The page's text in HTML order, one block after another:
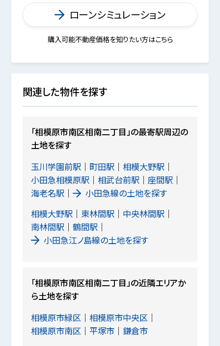
ローンシミュレーション
購入可能不動産価格を知りたい方はこちら
関連した物件を探す
「相模原市南区相南二丁目」の最寄駅周辺の
土地を探す
玉川学園前駅
町田駅
相模大野駅
小田急相模原駅
相武台前駅
座間駅
海老名駅
小田急線の土地を探す
相模大野駅
東林間駅
中央林間駅
南林間駅
鶴間駅
小田急江ノ島線の土地を探す
「相模原市南区相南二丁目」の近隣エリアか
ら土地を探す
相模原市緑区
相模原市中央区
相模原市南区
平塚市 鎌倉市